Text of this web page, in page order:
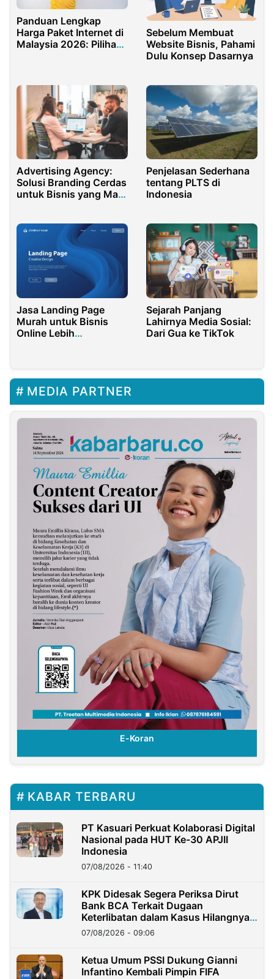
Panduan Lengkap
Harga Paket Internet di
Malaysia 2026: Pilihan
Sebelum Membuat
Website Bisnis, Pahami
Dulu Konsep Dasarnya
Advertising Agency:
Solusi Branding Cerdas
untuk Bisnis yang Mau
Penjelasan Sederhana
tentang PLTS di
Indonesia
Jasa Landing Page
Murah untuk Bisnis
Online Lebih
Sejarah Panjang
Lahirnya Media Sosial:
Dari Gua ke TikTok
MEDIA PARTNER
E-Koran
KABAR TERBARU
PT Kasuari Perkuat Kolaborasi Digital
Nasional pada HUT Ke-30 APJII
Indonesia
07/08/2026 - 11:40
KPK Didesak Segera Periksa Dirut
Bank BCA Terkait Dugaan
Keterlibatan dalam Kasus Hilangnya
Dana Nasabah Rp2,58 Miliar
07/08/2026 - 09:06
Ketua Umum PSSI Dukung Gianni
Infantino Kembali Pimpin FIFA